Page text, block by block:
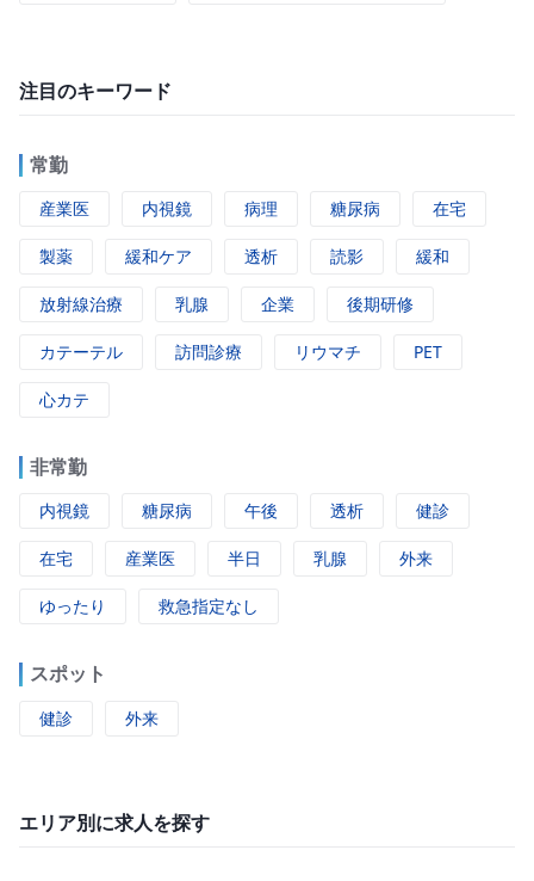
注目のキーワード
常勤
産業医 内視鏡 病理 糖尿病 在宅
製薬 緩和ケア 透析 読影 緩和
放射線治療 乳腺 企業 後期研修
カテーテル 訪問診療 リウマチ PET
心カテ
非常勤
内視鏡 糖尿病 午後 透析 健診
在宅 産業医 半日 乳腺 外来
ゆったり 救急指定なし
スポット
健診 外来
エリア別に求人を探す